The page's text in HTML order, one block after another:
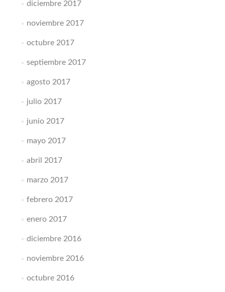
diciembre 2017
noviembre 2017
octubre 2017
septiembre 2017
agosto 2017
julio 2017
junio 2017
mayo 2017
abril 2017
marzo 2017
febrero 2017
enero 2017
diciembre 2016
noviembre 2016
octubre 2016